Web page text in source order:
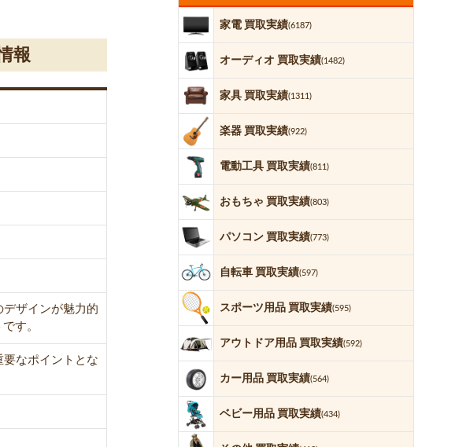
報
ザインが魅力的
す。
なポイントとな
家電 買取実績(6187)
オーディオ 買取実績(1482)
家具 買取実績(1311)
楽器 買取実績(922)
電動工具 買取実績(811)
おもちゃ 買取実績(803)
パソコン 買取実績(773)
自転車 買取実績(597)
スポーツ用品 買取実績(595)
アウトドア用品 買取実績(592)
カー用品 買取実績(564)
ベビー用品 買取実績(434)